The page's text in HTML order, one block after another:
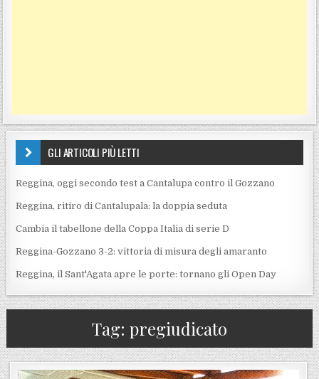
GLI ARTICOLI PIÙ LETTI
Reggina, oggi secondo test a Cantalupa contro il Gozzano
Reggina, ritiro di Cantalupala: la doppia seduta
Cambia il tabellone della Coppa Italia di serie D
Reggina-Gozzano 3-2: vittoria di misura degli amaranto
Reggina, il Sant'Agata apre le porte: tornano gli Open Day
Tag: pregiudicato